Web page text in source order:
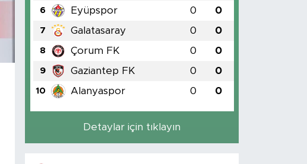
6 Eyüpspor 0 0
7 Galatasaray 0 0
8 Çorum FK 0 0
9 Gaziantep FK 0 0
10 Alanyaspor 0 0
Detaylar için tıklayın